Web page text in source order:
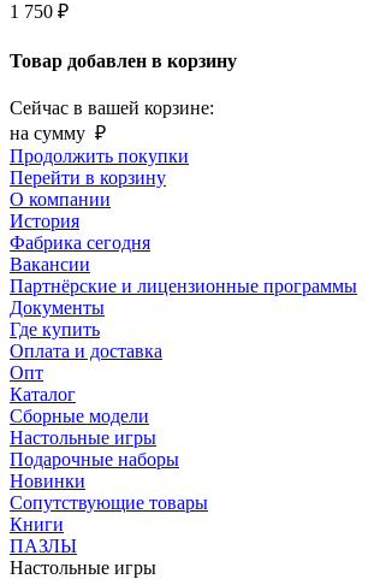
1 750 ₽
Товар добавлен в корзину
Сейчас в вашей корзине:
на сумму ₽
Продолжить покупки
Перейти в корзину
О компании
История
Фабрика сегодня
Вакансии
Партнёрские и лицензионные программы
Документы
Где купить
Оплата и доставка
Опт
Каталог
Сборные модели
Настольные игры
Подарочные наборы
Новинки
Сопутствующие товары
Книги
ПАЗЛЫ
Настольные игры